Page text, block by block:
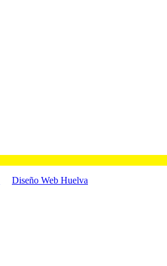
Diseño Web Huelva